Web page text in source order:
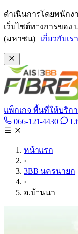
ข้ามไปเนื้อหาหลัก
ดำเนินการโดยพนัก
เว็บไซต์ทางการของ
(มหาชน) | เกี่ยวกับเรา
แพ็กเกจ พื้นที่ให้บริกา
066-121-4430 โทร
หน้าแรก
›
3BB นครนายก
›
อ.บ้านนา